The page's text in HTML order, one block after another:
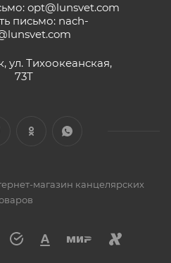
opt@lunsvet.com
письмо: nach-
ул. Тихоокеанская,
73Т
магазин канцелярских